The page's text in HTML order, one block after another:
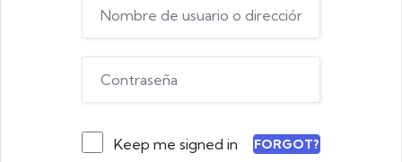
Keep me signed in FORGOT?